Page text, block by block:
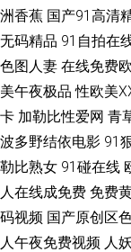
码视频免费观看 91福
久久久精品人妻一区
69福利社 91九色在线
精品一二三区 久热免
洲香蕉 国产91高清
无码精品 91自拍在
色图人妻 在线免费
美午夜极品 性欧美
卡 加勒比性爱网 青
波多野结依电影 91
勒比熟女 91碰在线
人在线成免费 免费
码视频 国产原创区
人午夜免费视频 人